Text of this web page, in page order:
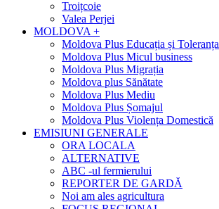
Troițcoie
Valea Perjei
MOLDOVA +
Moldova Plus Educația și Toleranța
Moldova Plus Micul business
Moldova Plus Migrația
Moldova plus Sănătate
Moldova Plus Mediu
Moldova Plus Șomajul
Moldova Plus Violența Domestică
EMISIUNI GENERALE
ORA LOCALA
ALTERNATIVE
ABC -ul fermierului
REPORTER DE GARDĂ
Noi am ales agricultura